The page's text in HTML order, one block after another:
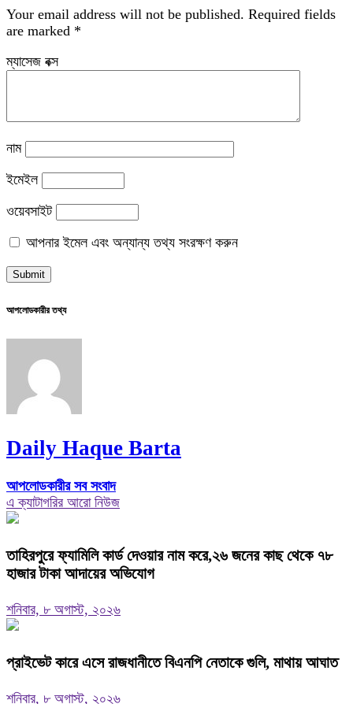
Your email address will not be published. Required fields
are marked *
ম্যাসেজ বক্স
নাম
ইমেইল
ওয়েবসাইট
আপনার ইমেল এবং অন্যান্য তথ্য সংরক্ষণ করুন
আপলোডকারীর তথ্য
Daily Haque Barta
আপলোডকারীর সব সংবাদ
এ ক্যাটাগরির আরো নিউজ
তাহিরপুরে ফ্যামিলি কার্ড দেওয়ার নাম করে,২৬ জনের কাছ থেকে ৭৮
হাজার টাকা আদায়ের অভিযোগ
শনিবার, ৮ অগাস্ট, ২০২৬
প্রাইভেট কারে এসে রাজধানীতে বিএনপি নেতাকে গুলি, মাথায় আঘাত
শনিবার, ৮ অগাস্ট, ২০২৬